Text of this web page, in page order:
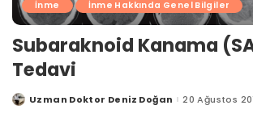
İnme İnme Hakkında Genel Bilgiler
Subaraknoid Kanama
Tedavi
PostedUzman Doktor Deniz Doğan 20 Ağustos